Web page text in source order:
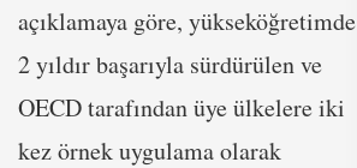
açıklamaya göre, yükseköğretimde
2 yıldır başarıyla sürdürülen ve
OECD tarafından üye ülkelere iki
kez örnek uygulama olarak